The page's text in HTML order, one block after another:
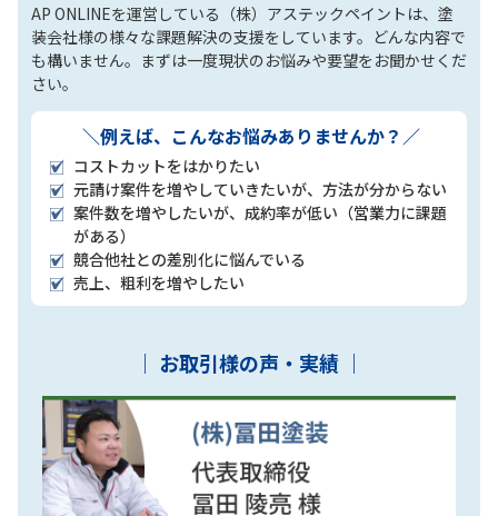
AP ONLINEを運営している（株）アステックペイントは、塗
装会社様の様々な課題解決の支援をしています。どんな内容で
も構いません。まずは一度現状のお悩みや要望をお聞かせくだ
さい。​
＼例えば、こんなお悩みありませんか？／
コストカットをはかりたい
元請け案件を増やしていきたいが、方法が分からない​
案件数を増やしたいが、成約率が低い（営業力に課題
がある）​
競合他社との差別化に悩んでいる​
売上、粗利を増やしたい​
｜ お取引様の声・実績 ​｜